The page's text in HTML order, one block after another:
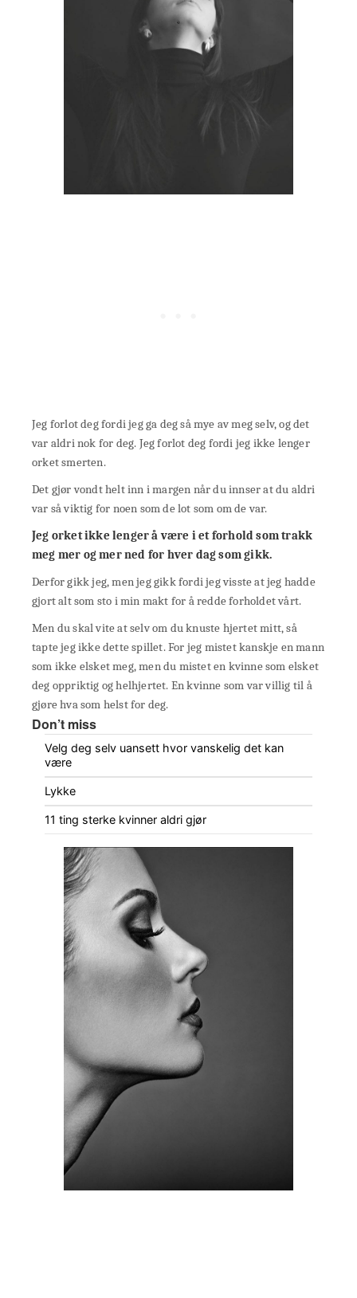
Jeg forlot deg fordi jeg ga deg så mye av meg selv, og det
var aldri nok for deg. Jeg forlot deg fordi jeg ikke lenger
orket smerten.
Det gjør vondt helt inn i margen når du innser at du aldri
var så viktig for noen som de lot som om de var.
Jeg orket ikke lenger å være i et forhold som trakk
meg mer og mer ned for hver dag som gikk.
Derfor gikk jeg, men jeg gikk fordi jeg visste at jeg hadde
gjort alt som sto i min makt for å redde forholdet vårt.
Men du skal vite at selv om du knuste hjertet mitt, så
tapte jeg ikke dette spillet. For jeg mistet kanskje en mann
som ikke elsket meg, men du mistet en kvinne som elsket
deg oppriktig og helhjertet. En kvinne som var villig til å
gjøre hva som helst for deg.
Don’t miss
Velg deg selv uansett hvor vanskelig det kan
være
Lykke
11 ting sterke kvinner aldri gjør